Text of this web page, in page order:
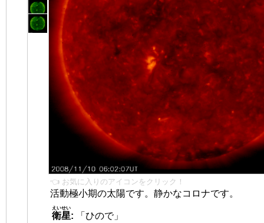
👈 お気に入りのアイコンをクリック！
活動極小期の太陽です。静かなコロナです。
衛星
えいせい
:
「ひので」